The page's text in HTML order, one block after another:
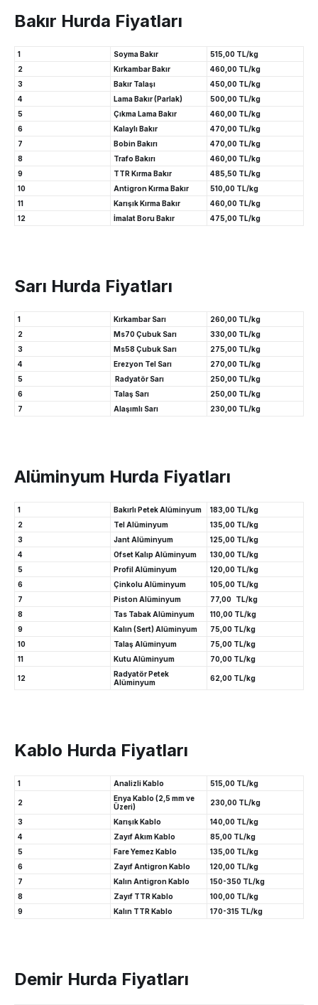
Bakır Hurda Fiyatları
1 Soyma Bakır
515,00 TL/kg
2
Kırkambar Bakır
460,00 TL/kg
3
Bakır Talaşı
450,00 TL/kg
4
Lama Bakır (Parlak)
500,00 TL/kg
5
Çıkma Lama Bakır
460,00 TL/kg
6
Kalaylı Bakır
470,00 TL/kg
7
Bobin Bakırı
470,00 TL/kg
8
Trafo Bakırı
460,00 TL/kg
9
TTR Kırma Bakır
485,50 TL/kg
10
Antigron Kırma Bakır
510,00 TL/kg
11
Karışık Kırma Bakır
460,00 TL/kg
12
İmalat Boru Bakır 475,00 TL/kg
Sarı Hurda Fiyatları
1 Kırkambar Sarı
260,00 TL/kg
2
Ms70 Çubuk Sarı
330,00 TL/kg
3
Ms58 Çubuk Sarı
275,00 TL/kg
4
Erezyon Tel Sarı
270,00 TL/kg
5
Radyatör Sarı
250,00 TL/kg
6
Talaş Sarı
250,00 TL/kg
7
Alaşımlı Sarı 230,00 TL/kg
Alüminyum Hurda Fiyatları
1 Bakırlı Petek Alüminyum
183,00 TL/kg
2
Tel Alüminyum
135,00 TL/kg
3
Jant Alüminyum
125,00 TL/kg
4
Ofset Kalıp Alüminyum
130,00 TL/kg
5
Profil Alüminyum
120,00 TL/kg
6
Çinkolu Alüminyum
105,00 TL/kg
7
Piston Alüminyum
77,00 TL/kg
8
Tas Tabak Alüminyum
110,00 TL/kg
9
Kalın (Sert) Alüminyum
75,00 TL/kg
10
Talaş Alüminyum
75,00 TL/kg
11
Kutu Alüminyum 70,00 TL/kg
12
Radyatör Petek
Alüminyum
62,00 TL/kg
Kablo Hurda Fiyatları
1 Analizli Kablo 515,00 TL/kg
2
Enya Kablo (2,5 mm ve
Üzeri)
230,00 TL/kg
3 Karışık Kablo
140,00 TL/kg
4
Zayıf Akım Kablo
85,00 TL/kg
5
Fare Yemez Kablo
135,00 TL/kg
6
Zayıf Antigron Kablo
120,00 TL/kg
7
Kalın Antigron Kablo
150-350 TL/kg
8
Zayıf TTR Kablo
100,00 TL/kg
9
Kalın TTR Kablo 170-315 TL/kg
Demir Hurda Fiyatları